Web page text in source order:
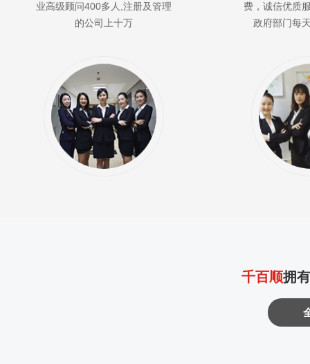
业高级顾问400多人,注册及管理
的公司上十万
费，诚信优质
政府部门每
千百顺拥有